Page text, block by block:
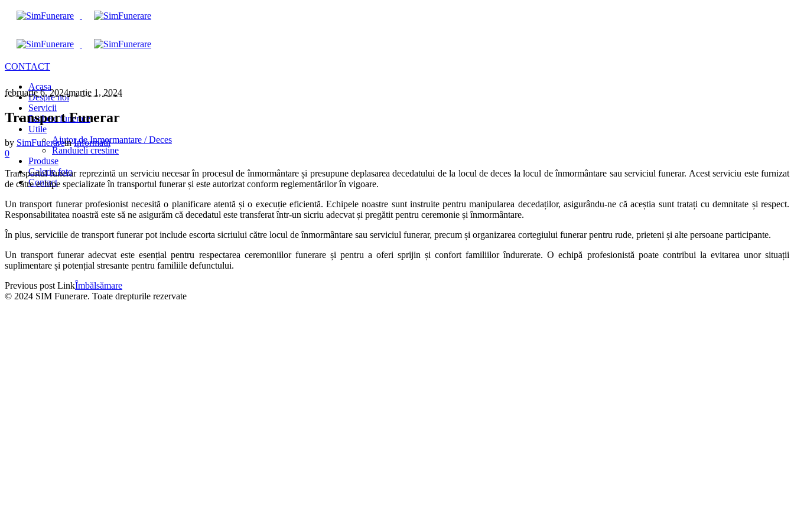
CONTACT
Acasa
Despre noi
Servicii
Pachete funerare
Utile
Ajutor de Inmormantare / Deces
Randuieli crestine
Produse
Galerie foto
Contact
februarie 6, 2024martie 1, 2024
Transport Funerar
by SimFunerareinInformatii
0
Transportul funerar reprezintă un serviciu necesar în procesul de înmormântare și presupune deplasarea decedatului de la locul de deces la locul de înmormântare sau serviciul funerar. Acest serviciu este furnizat
de către echipe specializate în transportul funerar și este autorizat conform reglementărilor în vigoare.
Un transport funerar profesionist necesită o planificare atentă și o execuție eficientă. Echipele noastre sunt instruite pentru manipularea decedaților, asigurându-ne că aceștia sunt tratați cu demnitate și respect.
Responsabilitatea noastră este să ne asigurăm că decedatul este transferat într-un sicriu adecvat și pregătit pentru ceremonie și înmormântare.
În plus, serviciile de transport funerar pot include escorta sicriului către locul de înmormântare sau serviciul funerar, precum și organizarea cortegiului funerar pentru rude, prieteni și alte persoane participante.
Un transport funerar adecvat este esențial pentru respectarea ceremoniilor funerare și pentru a oferi sprijin și confort familiilor îndurerate. O echipă profesionistă poate contribui la evitarea unor situații
suplimentare și potențial stresante pentru familiile defunctului.
Previous post LinkÎmbălsămare
© 2024 SIM Funerare. Toate drepturile rezervate